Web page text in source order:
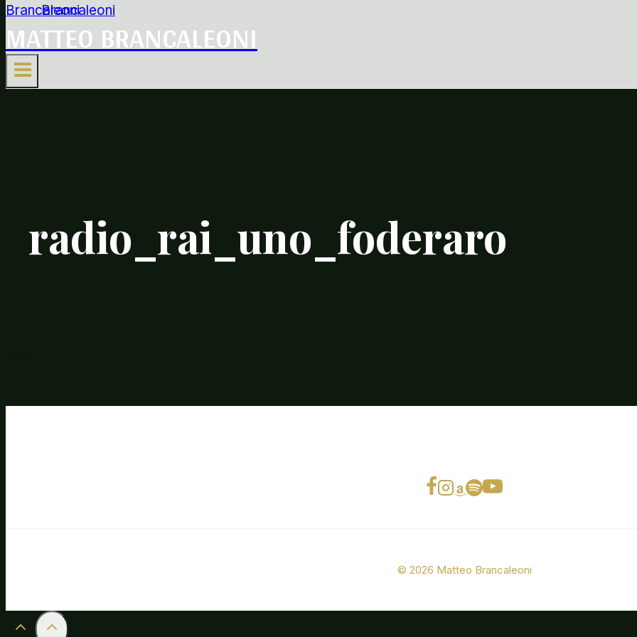
MATTEO BRANCALEONI
radio_rai_uno_foderaro
© 2026 Matteo Brancaleoni